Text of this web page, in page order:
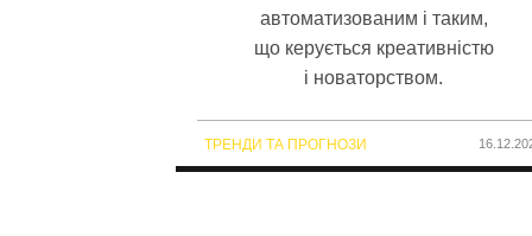
автоматизованим і таким,
що керується креативністю
і новаторством.
ТРЕНДИ ТА ПРОГНОЗИ